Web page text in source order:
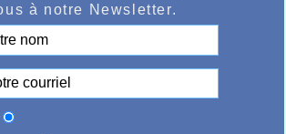
à notre Newsletter.